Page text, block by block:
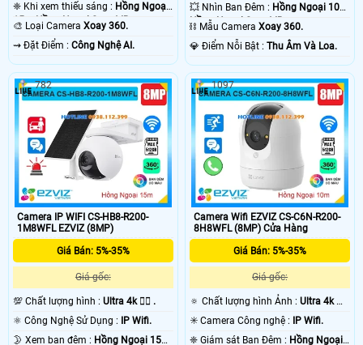
❈ Khi xem thiếu sáng : Hồng Ngoại
15m Hồng Ngoại Smart IR.
🎨 Loại Camera Xoay 360.
️⇝ Đặt Điểm : Công Nghệ AI.
💥 Nhìn Ban Đêm : Hồng Ngoại 10m
Hồng Ngoại Smart IR.
⛓ Mẫu CameraXoay 360.
️💎 Điểm Nỗi Bật :Thu Âm Và Loa.
Camera IP WIFI CS-HB8-R200-
1M8WFL EZVIZ (8MP)
Giá Bán: 5%-35%
Giá gốc:
💯 Chất lượng hình : Ultra 4k 👍🏾 .
⚛️ Công Nghệ Sử Dụng : IP Wifi.
🌛 Xem ban đêm : Hồng Ngoại 15m
782
Camera Wifi EZVIZ CS-C6N-R200-
8H8WFL (8MP) Cửa Hàng
Giá Bán: 5%-35%
Giá gốc:
🔅 Chất lượng hình Ảnh :Ultra 4k 👍🏾
✳️ Camera Công nghệ : IP Wifi.
❈ Giám sát Ban Đêm : Hồng Ngoại
1097